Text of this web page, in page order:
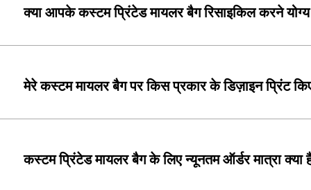
क्या आपके कस्टम प्रिंटेड मायलर बैग रिसाइकिल करने
मेरे कस्टम मायलर बैग पर किस प्रकार के डिज़ाइन प्रिंट
कस्टम प्रिंटेड मायलर बैग के लिए न्यूनतम ऑर्डर मात्रा क्या